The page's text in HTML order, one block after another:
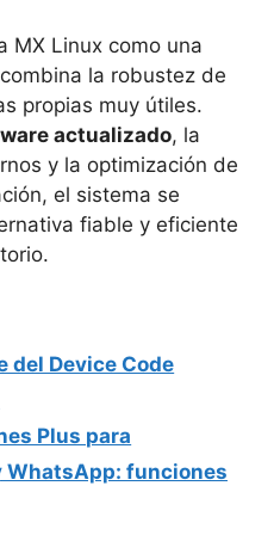
MX Linux como una
la robustez de
propias muy útiles.
actualizado, la
y la optimización de
el sistema se
fiable y eficiente
del Device Code
Plus para
WhatsApp: funciones